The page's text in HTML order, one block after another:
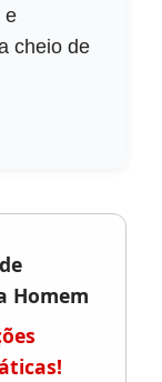
e
cheio de
Homem